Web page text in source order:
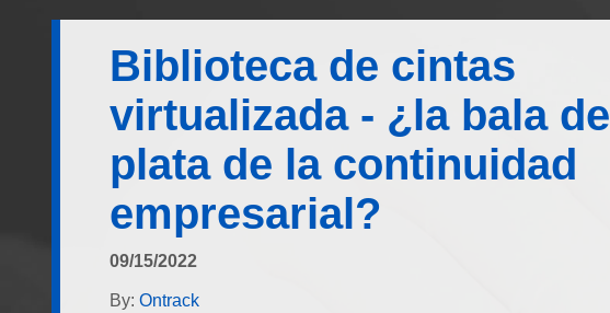
Biblioteca de cintas
virtualizada - ¿la bala de
plata de la continuidad
empresarial?
09/15/2022
By: Ontrack